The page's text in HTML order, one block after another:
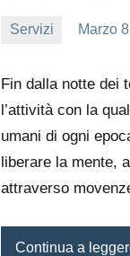
Servizi
Marzo
Fin dalla notte dei
l’attività con la
umani di ogni
liberare la mente,
attraverso
Continua a